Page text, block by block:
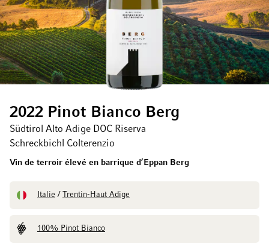
2022 Pinot Bianco Berg
Südtirol Alto Adige DOC Riserva
Schreckbichl Colterenzio
Vin de terroir élevé en barrique d’Eppan Berg
Italie / Trentin-Haut Adige
100% Pinot Bianco